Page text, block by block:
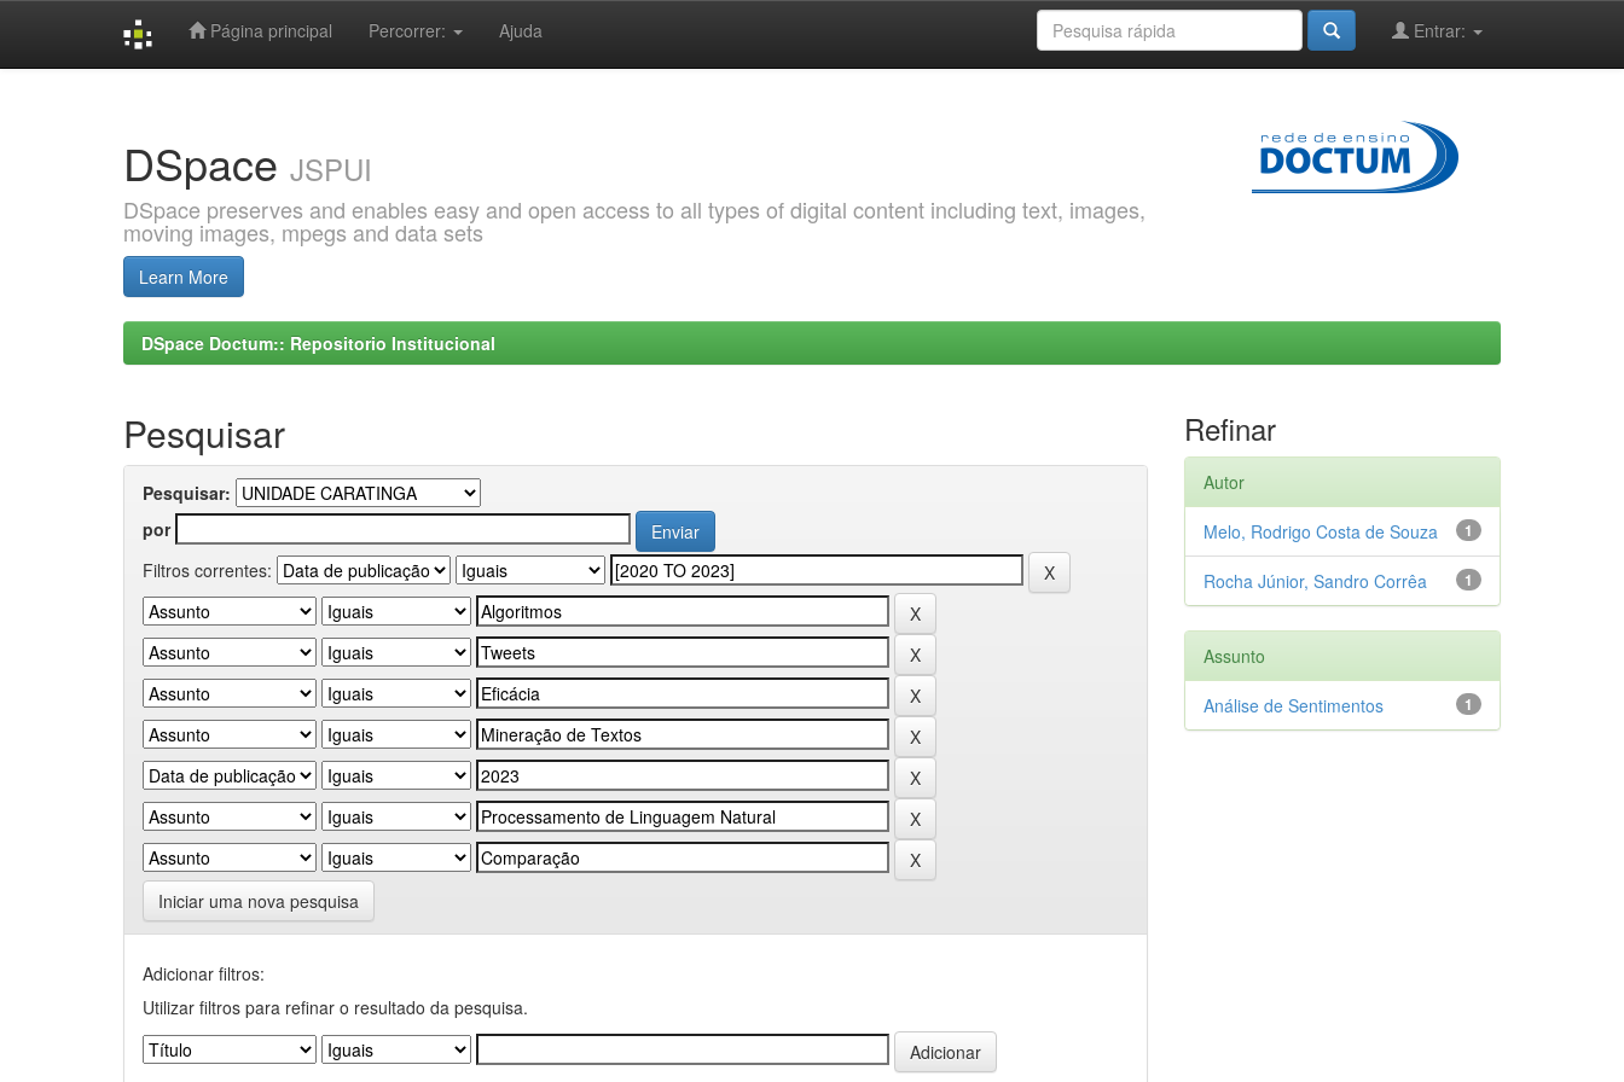
Página principal Percorrer: Ajuda Entrar:
DSpace JSPUI
DSpace preserves and enables easy and open access to all types of digital content including text, images,
moving images, mpegs and data sets
Learn More
DSpace Doctum:: Repositorio Institucional
Pesquisar
Pesquisar:
por
Filtros correntes:
Iniciar uma nova pesquisa
Adicionar filtros:
Utilizar filtros para refinar o resultado da pesquisa.
Refinar
Autor
1
Melo, Rodrigo Costa de Souza
1
Rocha Júnior, Sandro Corrêa
Assunto
1
Análise de Sentimentos